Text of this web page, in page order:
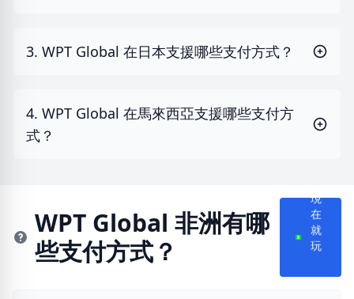
3. WPT Global 在日本支援哪些支付方式？
4. WPT Global 在馬來西亞支援哪些支付方
式？
WPT Global 非洲有哪
些支付方式？
現
在
就
玩